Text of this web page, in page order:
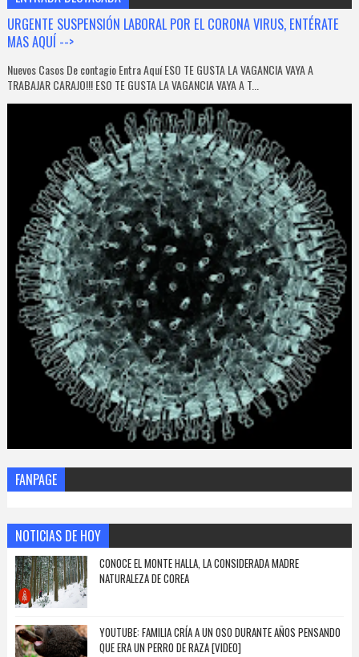
URGENTE SUSPENSIÓN LABORAL POR EL CORONA VIRUS, ENTÉRATE
MAS AQUÍ -->
Nuevos Casos De contagio Entra Aquí ESO TE GUSTA LA VAGANCIA VAYA A
TRABAJAR CARAJO!!! ESO TE GUSTA LA VAGANCIA VAYA A T...
FANPAGE
NOTICIAS DE HOY
CONOCE EL MONTE HALLA, LA CONSIDERADA MADRE
NATURALEZA DE COREA
YOUTUBE: FAMILIA CRÍA A UN OSO DURANTE AÑOS PENSANDO
QUE ERA UN PERRO DE RAZA [VIDEO]